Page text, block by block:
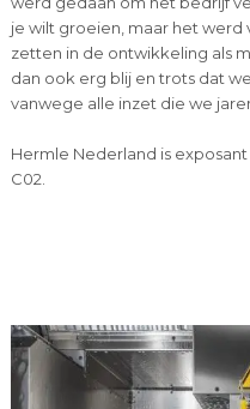
je wilt groeien, maar het werd
zetten in de ontwikkeling als
dan ook erg blij en trots dat
vanwege alle inzet die we
Hermle Nederland is
C02.